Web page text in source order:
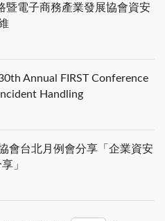
暨電子商務產業發展協會資安
Annual FIRST Conference
Handling
會台北月例會分享「企業資安
」